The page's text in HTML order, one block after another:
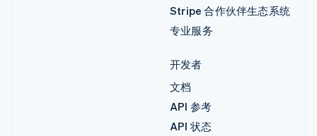
Stripe 合作伙伴生态系统
专业服务
开发者
文档
API 参考
API 状态